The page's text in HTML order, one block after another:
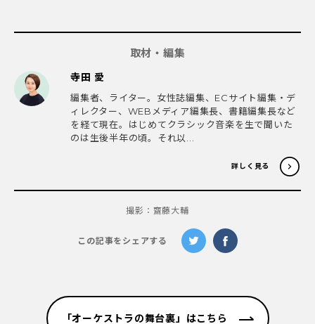
取材・編集
寺田 愛
編集者、ライター。女性誌編集、ECサイト編集・デ
ィレクター、WEBメディア編集長、書籍編集長など
を経て現在。はじめてクラシック音楽を生で聞いた
のは生後半年の頃。それ以...
詳しく見る
撮影：齋藤大輔
この記事をシェアする
「オーケストラの舞台裏」はこちら